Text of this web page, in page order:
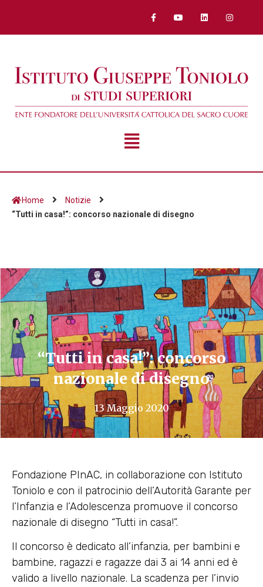
Home
Notizie
“Tutti in casa!”: concorso nazionale di disegno
“Tutti in casa!”: concorso
nazionale di disegno
13 Maggio 2020
Fondazione PInAC, in collaborazione con Istituto
Toniolo e con il patrocinio dell’Autorità Garante per
l’Infanzia e l’Adolescenza promuove il concorso
nazionale di disegno “Tutti in casa!”.
Il concorso è dedicato all’infanzia, per bambini e
bambine, ragazzi e ragazze dai 3 ai 14 anni ed è
valido a livello nazionale. La scadenza per l’invio